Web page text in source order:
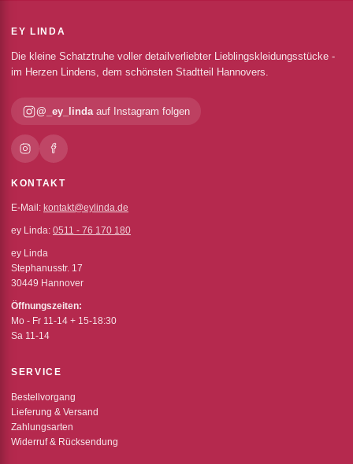
EY LINDA
Die kleine Schatztruhe voller detailverliebter Lieblingskleidungsstücke -
im Herzen Lindens, dem schönsten Stadtteil Hannovers.
@_ey_lindaauf Instagram folgen
KONTAKT
E-Mail: kontakt@eylinda.de
ey Linda: 0511 - 76 170 180
ey Linda
Stephanusstr. 17
30449 Hannover
Öffnungszeiten:
Mo - Fr 11-14 + 15-18:30
Sa 11-14
SERVICE
Bestellvorgang
Lieferung & Versand
Zahlungsarten
Widerruf & Rücksendung